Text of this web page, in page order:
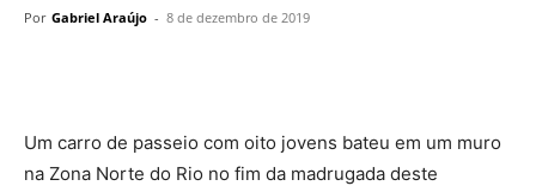
Por Gabriel Araújo - 8 de dezembro de 2019
Um carro de passeio com oito jovens bateu em um muro
na Zona Norte do Rio no fim da madrugada deste